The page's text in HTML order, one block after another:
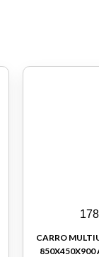
CARRO
850X450X900